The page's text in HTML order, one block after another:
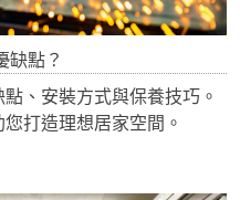
缺點？
、安裝方式與保養技巧。
打造理想居家空間。